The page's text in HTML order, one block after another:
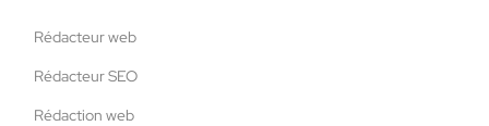
Rédacteur web
Rédacteur SEO
Rédaction web